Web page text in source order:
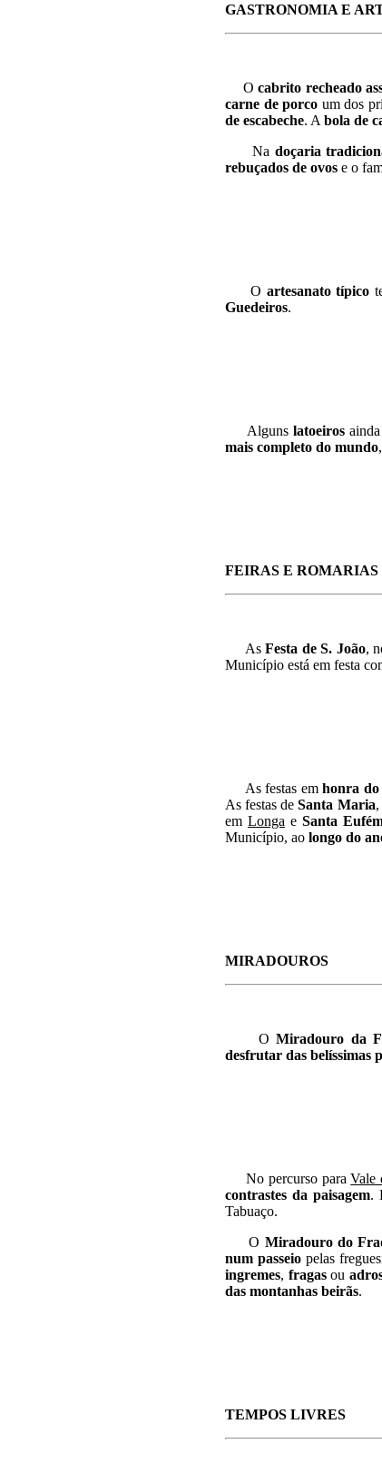
GASTRONOMIA E
Ocabrito recheado
carne de porco um dos
de escabeche. A bola de
Na doçaria
rebuçados de ovos e o
O artesanato típico
Guedeiros.
Algunslatoeiros
mais completo do mundo
FEIRAS E ROMARIAS
AsFesta de S. João,
Município está em festa
As festas emhonra
As festas deSanta Maria
em Longa e Santa
Município, ao longo do
MIRADOUROS
OMiradouro da
desfrutar das belíssimas
No percurso paraVale
contrastes da paisagem.
Tabuaço.
O Miradouro do
num passeiopelas
ingremes, fragasou
das montanhas beirãs.
TEMPOS LIVRES